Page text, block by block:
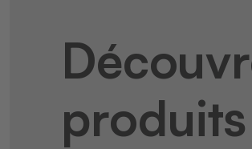
produits